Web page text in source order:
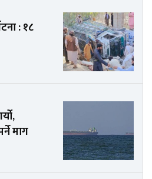
: १८
माग